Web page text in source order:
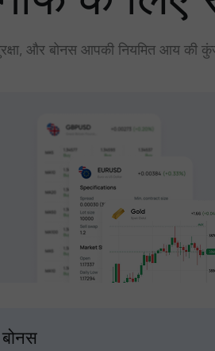
और बोनस आपकी नियमित आय की